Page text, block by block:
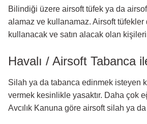
Bilindiği üzere airsoft tüfek ya da airsoft
alamaz ve kullanamaz. Airsoft tüfekler
kullanacak ve satın alacak olan
Havalı / Airsoft Tabanca
Silah ya da tabanca edinmek isteyen
vermek kesinlikle yasaktır. Daha çok
Avcılık Kanuna göre airsoft silah ya